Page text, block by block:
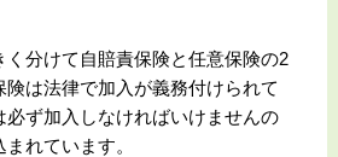
く分けて自賠責保険と任意保険の2
は法律で加入が義務付けられて
必ず加入しなければいけませんの
れています。